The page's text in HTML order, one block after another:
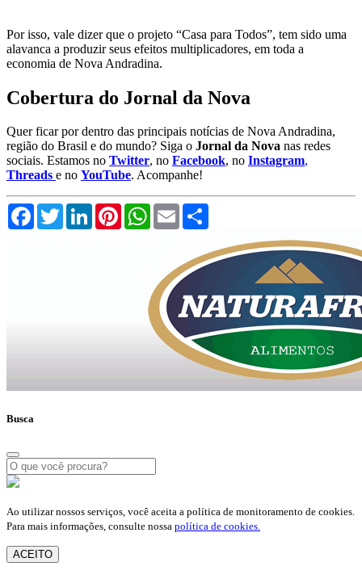
Por isso, vale dizer que o projeto “Casa para Todos”, tem sido uma
alavanca a produzir seus efeitos multiplicadores, em toda a
economia de Nova Andradina.
Cobertura do Jornal da Nova
Quer ficar por dentro das principais notícias de Nova Andradina,
região do Brasil e do mundo? Siga o Jornal da Nova nas redes
sociais. Estamos no Twitter, no Facebook, no Instagram,
Threads e no YouTube. Acompanhe!
FacebookTwitterLinkedInPinterestWhatsApp
Email
Busca
Ao utilizar nossos serviços, você aceita a política de monitoramento de cookies.
Para mais informações, consulte nossa política de cookies.
ACEITO